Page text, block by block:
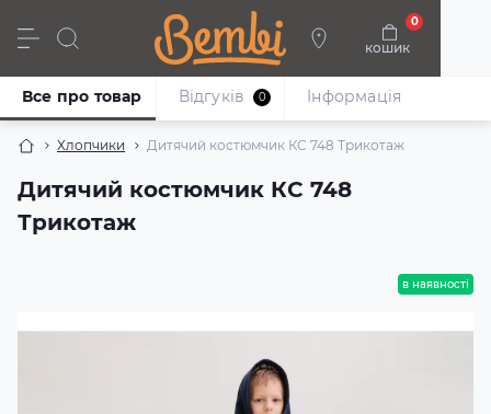
кошик
0
Дівчата Хлопці Немовлята Взуття
Хлопчики Дитячий костюмчик КС 748 Трикотаж
Дитячий костюмчик КС 748
Трикотаж
Все про товар Відгуків 0 Iнформація
в наявності